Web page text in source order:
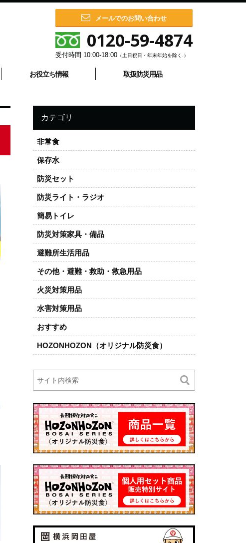
メールでのお問い合わせ
0120-59-4874
受付時間 10:00-18:00 （土日祝日・年末年始を除く.）
お役立ち情報 取扱防災用品
カテゴリ
非常食
保存水
防災セット
防災ライト・ラジオ
簡易トイレ
防災対策家具・備品
避難所生活用品
その他・避難・救助・救急用品
火災対策用品
水害対策用品
おすすめ
HOZONHOZON（オリジナル防災食）